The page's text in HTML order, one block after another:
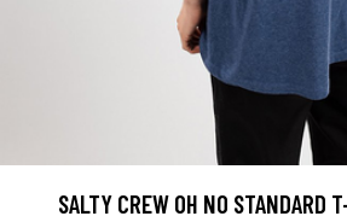
SALTY CREW OH NO STANDARD